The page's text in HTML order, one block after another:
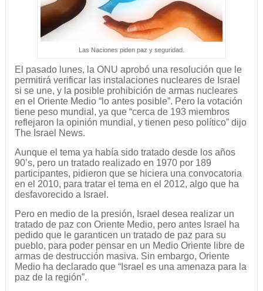
Las Naciones piden paz y seguridad.
El pasado lunes, la ONU aprobó una resolución que le
permitirá verificar las instalaciones nucleares de Israel
si se une, y la posible prohibición de armas nucleares
en el Oriente Medio “lo antes posible”. Pero la votación
tiene peso mundial, ya que “cerca de 193 miembros
reflejaron la opinión mundial, y tienen peso político” dijo
The Israel News.
Aunque el tema ya había sido tratado desde los años
90’s, pero un tratado realizado en 1970 por 189
participantes, pidieron que se hiciera una convocatoria
en el 2010, para tratar el tema en el 2012, algo que ha
desfavorecido a Israel.
Pero en medio de la presión, Israel desea realizar un
tratado de paz con Oriente Medio, pero antes Israel ha
pedido que le garanticen un tratado de paz para su
pueblo, para poder pensar en un Medio Oriente libre de
armas de destrucción masiva. Sin embargo, Oriente
Medio ha declarado que “Israel es una amenaza para la
paz de la región”.